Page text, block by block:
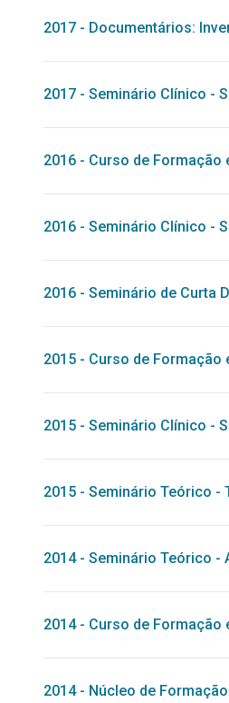
2017 - Documentários:
2017 - Seminário Clínico -
2016 - Curso de Formação
2016 - Seminário Clínico -
2016 - Seminário de Curta
2015 - Curso de Formação
2015 - Seminário Clínico -
2015 - Seminário Teórico -
2014- Seminário Teórico -
2014- Curso de Formação
2014- Núcleo de